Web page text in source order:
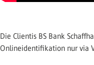
Die Clientis BS Bank
Onlineidentifikation nur via